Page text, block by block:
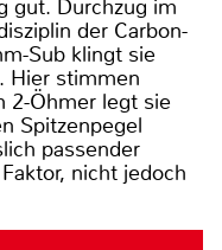
gut. Durchzug im
der Carbon-
Sub klingt sie
Hier stimmen
2-Öhmer legt sie
Spitzenpegel
passender
nicht jedoch